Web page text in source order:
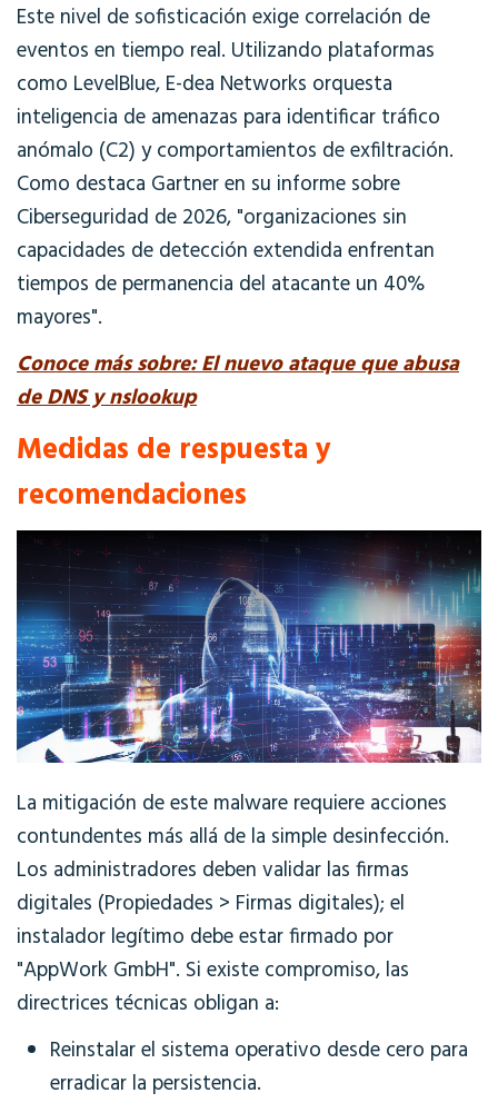
Este nivel de sofisticación exige correlación de
eventos en tiempo real. Utilizando plataformas
como LevelBlue, E-dea Networks orquesta
inteligencia de amenazas para identificar tráfico
anómalo (C2) y comportamientos de exfiltración.
Como destaca Gartner en su informe sobre
Ciberseguridad de 2026, "organizaciones sin
capacidades de detección extendida enfrentan
tiempos de permanencia del atacante un 40%
mayores".
Conoce más sobre: El nuevo ataque que abusa
de DNS y nslookup
Medidas de respuesta y
recomendaciones
La mitigación de este malware requiere acciones
contundentes más allá de la simple desinfección.
Los administradores deben validar las firmas
digitales (Propiedades > Firmas digitales); el
instalador legítimo debe estar firmado por
"AppWork GmbH". Si existe compromiso, las
directrices técnicas obligan a:
Reinstalar el sistema operativo desde cero para
erradicar la persistencia.